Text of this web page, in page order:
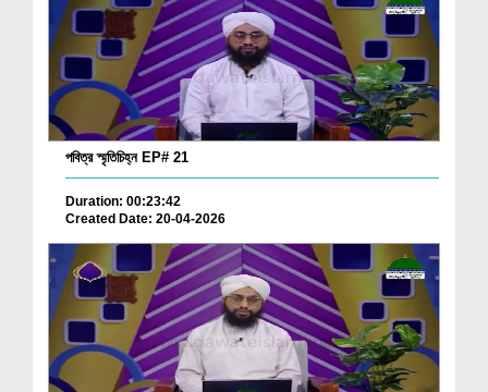
পবিত্র স্মৃতিচিহ্ন EP# 21
Duration: 00:23:42
Created Date: 20-04-2026